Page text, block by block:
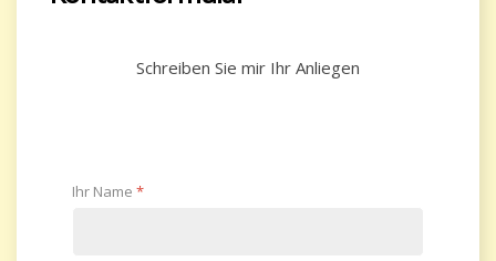
Schreiben Sie mir Ihr Anliegen
Ihr Name *